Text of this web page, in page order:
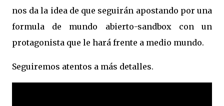
nos da la idea de que seguirán apostando por una
formula de mundo abierto-sandbox con un
protagonista que le hará frente a medio mundo.
Seguiremos atentos a más detalles.